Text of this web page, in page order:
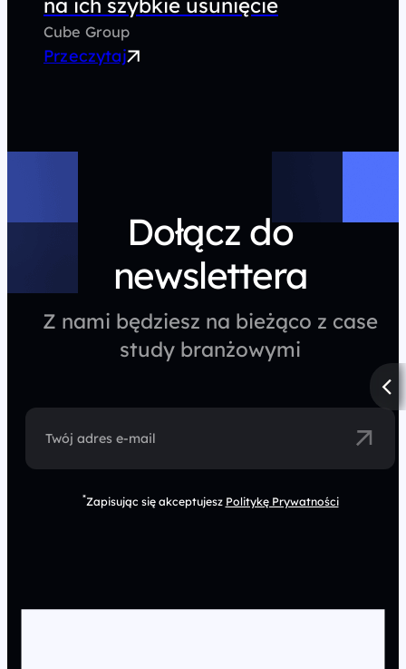
Cube Group
Przeczytaj
Dołącz do
newslettera
Z nami będziesz na bieżąco z case
study branżowymi
Twój adres e-mail
*Zapisując się akceptujesz Politykę Prywatności